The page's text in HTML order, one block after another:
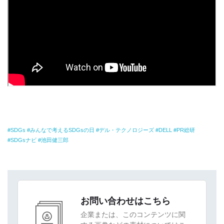
SDGs みんなで考えるSDGsの日 デル・テクノロジーズ DELL
PR総研
SDGsナビ
池田健三郎
お問い合わせはこちら
企業または、このコンテンツに関